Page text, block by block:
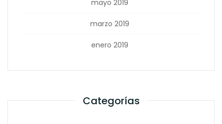
mayo 2019
marzo 2019
enero 2019
Categorías